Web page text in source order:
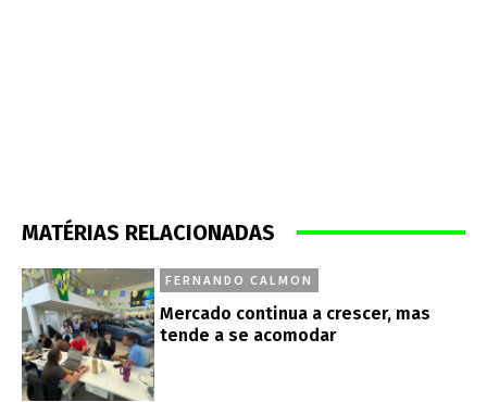
MATÉRIAS RELACIONADAS
FERNANDO CALMON
Mercado continua a crescer, mas
tende a se acomodar